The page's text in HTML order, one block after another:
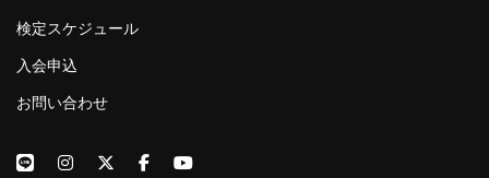
検定スケジュール
入会申込
お問い合わせ